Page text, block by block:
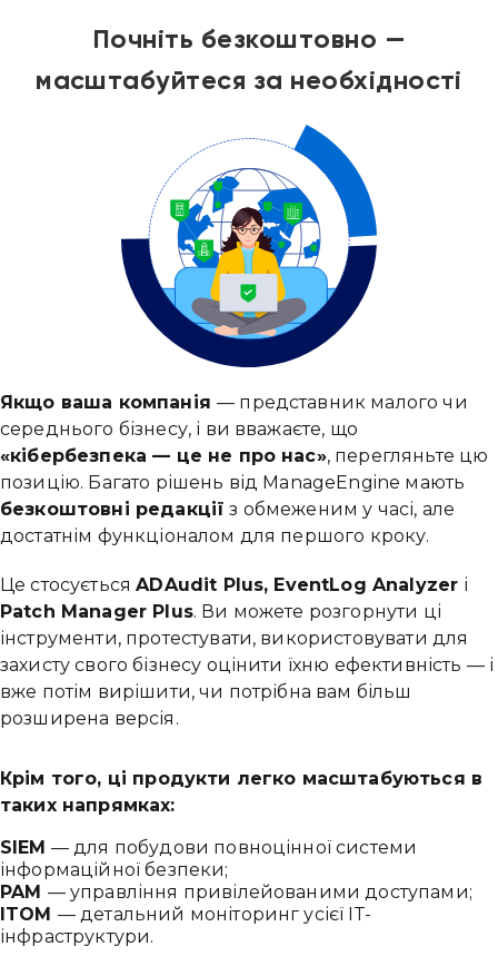
Почніть безкоштовно —
масштабуйтеся за необхідності
Якщо ваша компанія— представник малого чи
середнього бізнесу, і ви вважаєте, що
«кібербезпека — це не про нас», перегляньте цю
позицію. Багато рішень від ManageEngine мають
безкоштовні редакції з обмеженим у часі, але
достатнім функціоналом для першого кроку.
Це стосуєтьсяADAudit Plus, EventLog Analyzer і
Patch Manager Plus. Ви можете розгорнути ці
інструменти, протестувати, використовувати для
захисту свого бізнесу оцінити їхню ефективність — і
вже потім вирішити, чи потрібна вам більш
розширена версія.
Крім того, ці продукти легко масштабуються в
таких напрямках:
SIEM — для побудови повноцінної системи
інформаційної безпеки;
PAM — управління привілейованими доступами;
ITOM — детальний моніторинг усієї ІТ-
інфраструктури.
Привіт 👋, чим тобі допомогти?
Надіслати повідомлення